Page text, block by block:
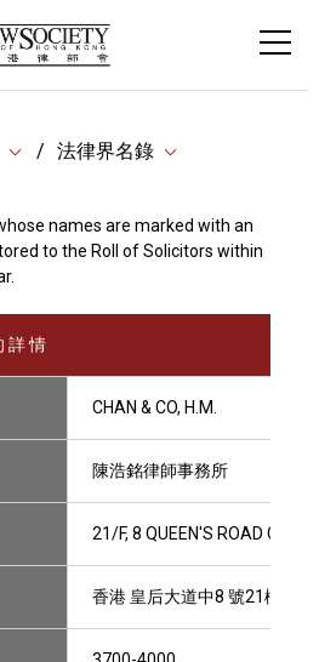
法律界名錄
names are marked with an
to the Roll of Solicitors within
詳 情
CHAN & CO, H.M.
陳浩銘律師事務所
21/F, 8 QUEEN'S ROAD
香港 皇后大道中8 號21樓